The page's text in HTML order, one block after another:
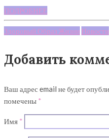
ПОДРОБНЕЕ
Здоровый Образ Жизни Новости
Добавить
Ваш адрес email не будет
помечены *
Имя *